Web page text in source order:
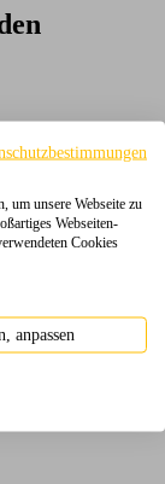
um unsere Webseite zu
Webseiten-
Cookies
anpassen